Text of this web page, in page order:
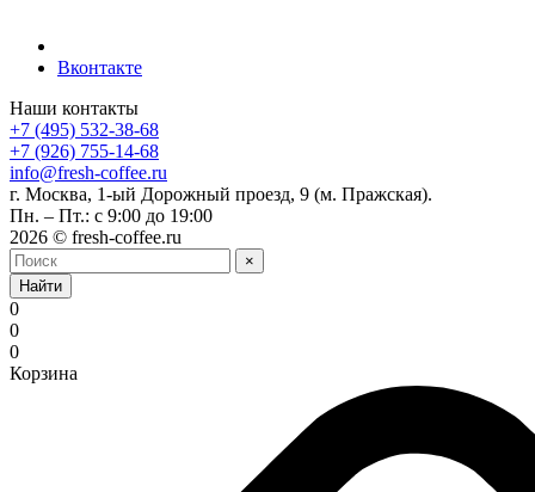
Вконтакте
Наши контакты
+7 (495) 532-38-68
+7 (926) 755-14-68
info@fresh-coffee.ru
г. Москва, 1-ый Дорожный проезд, 9 (м. Пражская).
Пн. – Пт.: с 9:00 до 19:00
2026 © fresh-coffee.ru
×
Найти
0
0
0
Корзина